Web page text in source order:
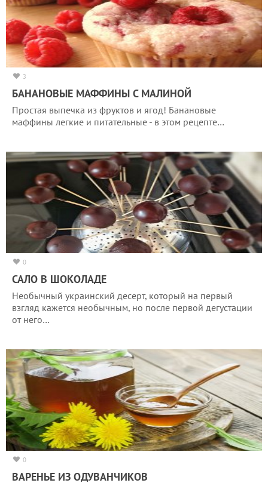
3
БАНАНОВЫЕ МАФФИНЫ С МАЛИНОЙ
Простая выпечка из фруктов и ягод! Банановые
маффины легкие и питательные - в этом рецепте…
0
САЛО В ШОКОЛАДЕ
Необычный украинский десерт, который на первый
взгляд кажется необычным, но после первой дегустации
от него…
0
ВАРЕНЬЕ ИЗ ОДУВАНЧИКОВ